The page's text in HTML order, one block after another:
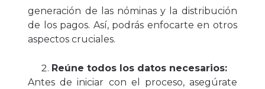
generación de las nóminas y la distribución
de los pagos. Así, podrás enfocarte en otros
aspectos cruciales.
Reúne todos los datos necesarios:
Antes de iniciar con el proceso, asegúrate